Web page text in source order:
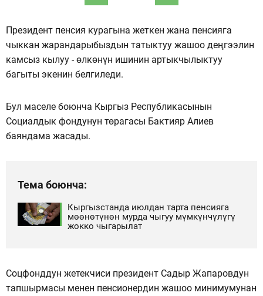
Президент пенсия курагына жеткен жана пенсияга
чыккан жарандарыбыздын татыктуу жашоо деңгээлин
камсыз кылуу - өлкөнүн ишинин артыкчылыктуу
багыты экенин белгиледи.
Бул маселе боюнча Кыргыз Республикасынын
Социалдык фондунун төрагасы Бактияр Алиев
баяндама жасады.
Тема боюнча:
Кыргызстанда июлдан тарта пенсияга
мөөнөтүнөн мурда чыгуу мүмкүнчүлүгү
жокко чыгарылат
Соцфонддун жетекчиси президент Садыр Жапаровдун
тапшырмасы менен пенсионердин жашоо минимумунан